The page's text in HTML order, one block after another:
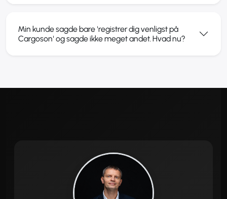
Min kunde sagde bare 'registrer dig venligst på
Cargoson' og sagde ikke meget andet. Hvad nu?